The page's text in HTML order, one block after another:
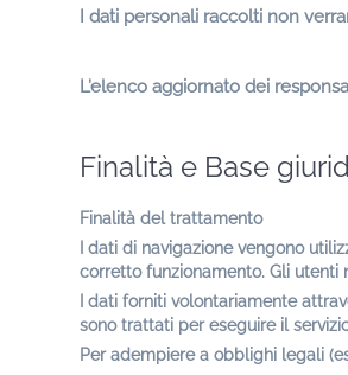
I dati personali raccolti non
L’elenco aggiornato dei
Finalità e Base
Finalità del trattamento
I dati di navigazione vengono
corretto funzionamento. Gli utenti
I dati forniti volontariamente
sono trattati per eseguire il
Per adempiere a obblighi legali